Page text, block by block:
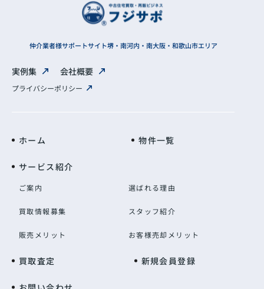
仲介業者様サポートサイト堺・南河内・南大阪・和歌山市エリア
実例集 会社概要
プライバシーポリシー
ホーム 物件一覧
サービス紹介
ご案内 選ばれる理由
買取情報募集 スタッフ紹介
販売メリット お客様売却メリット
買取査定 新規会員登録